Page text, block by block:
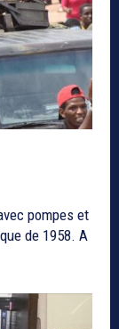
pompes et
de 1958. A